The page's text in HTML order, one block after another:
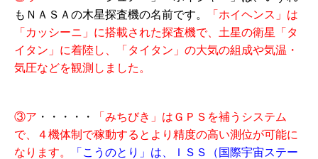
もＮＡＳＡの木星探査機の名前です。
「ホイヘンス」は
「カッシーニ」に搭載された探査機で、土星の衛星「タ
イタン」に着陸し、「タイタン」の大気の組成や気温・
気圧などを観測しました。
③ア ・・・・・
「みちびき」はＧＰＳを補うシステム
で、４機体制で稼動するとより精度の高い測位が可能に
なります。
「こうのとり」は、ＩＳＳ（国際宇宙ステー